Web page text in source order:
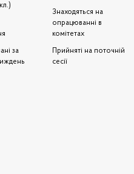
за
Знаходяться на
опрацюванні в
комітетах
Прийняті на поточній
сесії